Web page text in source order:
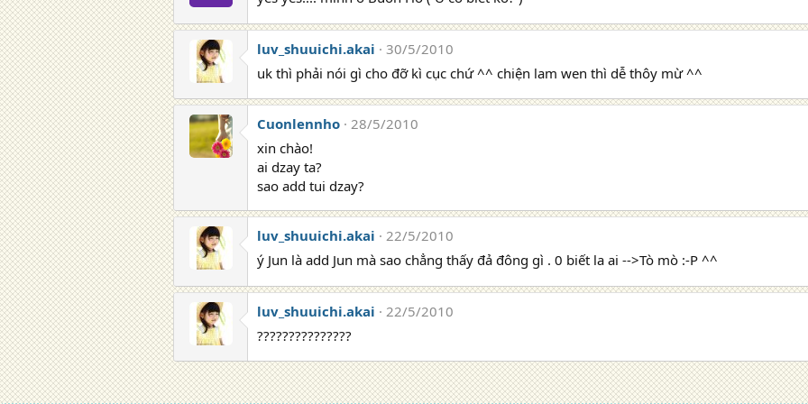
luv_shuuichi.akai
30/5/2010
uk thì phải nói gì cho đỡ kì cục chứ ^^ chiện lam wen thì dễ thôy mừ ^^
Cuonlennho 28/5/2010
xin chào!
ai dzay ta?
sao add tui dzay?
luv_shuuichi.akai
22/5/2010
ý Jun là add Jun mà sao chẳng thấy đả đông gì . 0 biết la ai -->Tò mò :-P ^^
luv_shuuichi.akai
22/5/2010
???????????????